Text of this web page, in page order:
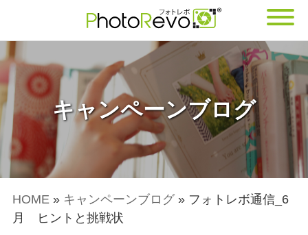
キャンペーンブログ
HOME » キャンペーンブログ » フォトレボ通信_6
月 ヒントと挑戦状